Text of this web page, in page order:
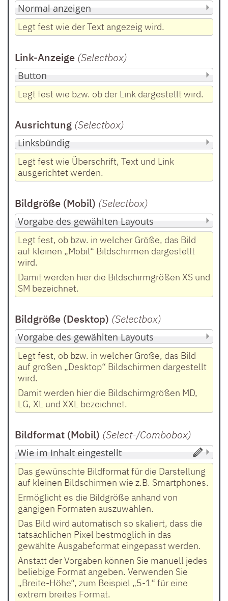
Legt fest wie der Text angezeig wird.
Link-Anzeige (Selectbox)
Legt fest wie bzw. ob der Link dargestellt wird.
Ausrichtung (Selectbox)
Legt fest wie Überschrift, Text und Link
ausgerichtet werden.
Bildgröße (Mobil) (Selectbox)
Legt fest, ob bzw. in welcher Größe, das Bild
auf kleinen „Mobil“ Bildschirmen dargestellt
wird.
Damit werden hier die Bildschirmgrößen XS und
SM bezeichnet.
Bildgröße (Desktop) (Selectbox)
Legt fest, ob bzw. in welcher Größe, das Bild
auf großen „Desktop“ Bildschirmen dargestellt
wird.
Damit werden hier die Bildschirmgrößen MD,
LG, XL und XXL bezeichnet.
Bildformat (Mobil) (Select-/Combobox)
Das gewünschte Bildformat für die Darstellung
auf kleinen Bildschirmen wie z.B. Smartphones.
Ermöglicht es die Bildgröße anhand von
gängigen Formaten auszuwählen.
Das Bild wird automatisch so skaliert, dass die
tatsächlichen Pixel bestmöglich in das
gewählte Ausgabeformat eingepasst werden.
Anstatt der Vorgaben können Sie manuell jedes
beliebige Format angeben. Verwenden Sie
„Breite-Höhe“, zum Beispiel „5-1“ für eine
extrem breites Format.